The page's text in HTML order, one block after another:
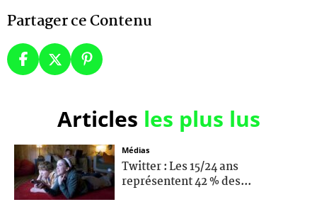
Partager ce Contenu
Articles les plus lus
Médias
Twitter : Les 15/24 ans
représentent 42 % des...